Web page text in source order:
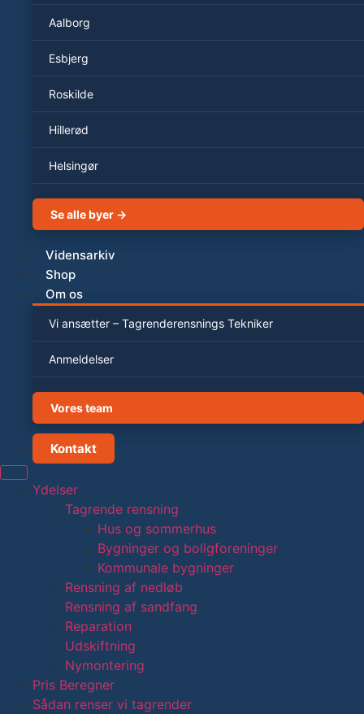
Aalborg
Esbjerg
Roskilde
Hillerød
Helsingør
Se alle byer →
Vidensarkiv
Shop
Om os
Vi ansætter – Tagrenderensnings Tekniker
Anmeldelser
Vores team
Kontakt
Ydelser
Tagrende rensning
Hus og sommerhus
Bygninger og boligforeninger
Kommunale bygninger
Rensning af nedløb
Rensning af sandfang
Reparation
Udskiftning
Nymontering
Pris Beregner
Sådan renser vi tagrender